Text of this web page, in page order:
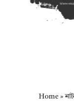
Home »